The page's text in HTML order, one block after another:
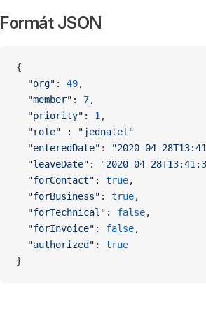
Formát JSON
{
  "org"
: 49,
  "member"
: 7,
  "priority"
: 1 ,
  "role"
:
"jednatel"
  "enteredDate"
: "2020-04-
  "leaveDate"
: "2020-04-
  "forContact"
: true,
  "forBusiness"
: true,
  "forTechnical"
: false,
  "forInvoice"
: false,
  "authorized"
: true
}